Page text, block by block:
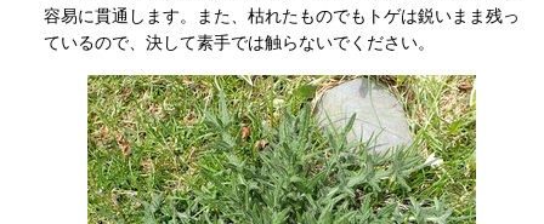
容易に貫通します。また、枯れたものでもトゲは鋭いまま残っ
ているので、決して素手では触らないでください。